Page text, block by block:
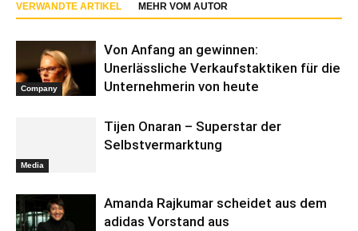
VERWANDTE ARTIKEL MEHR VOM AUTOR
Company
Von Anfang an gewinnen:
Unerlässliche Verkaufstaktiken für die
Unternehmerin von heute
Media
Tijen Onaran – Superstar der
Selbstvermarktung
Amanda Rajkumar scheidet aus dem
adidas Vorstand aus